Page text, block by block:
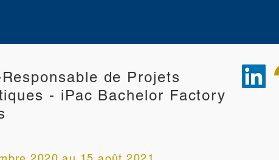
de Projets
- iPac Bachelor Factory